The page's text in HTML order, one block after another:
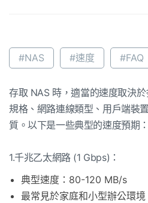
#NAS #速度 #FAQ
存取 NAS 時，適當的速度取決
規格、網路連線類型、用戶端裝
質。以下是一些典型的速度預期：
1.千兆乙太網路 (1 Gbps)：
典型速度：80-120 MB/s
最常見於家庭和小型辦公環境